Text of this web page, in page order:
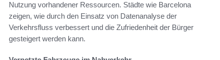
Nutzung vorhandener Ressourcen. Städte wie Barcelona
zeigen, wie durch den Einsatz von Datenanalyse der
Verkehrsfluss verbessert und die Zufriedenheit der Bürger
gesteigert werden kann.